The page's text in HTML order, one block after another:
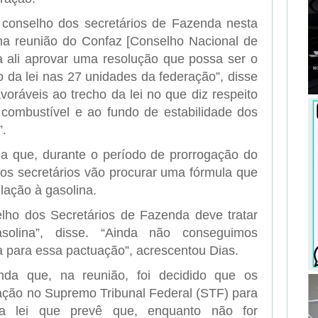
dos secretários de Fazenda nesta
reunião do Confaz [Conselho Nacional de
ali aprovar uma resolução que possa ser o
da lei nas 27 unidades da federação”, disse
ao trecho da lei no que diz respeito
e ao fundo de estabilidade dos
que, durante o período de prorrogação do
secretários vão procurar uma fórmula que
à gasolina.
dos Secretários de Fazenda deve tratar
disse. “Ainda não conseguimos
essa pactuação”, acrescentou Dias.
que, na reunião, foi decidido que os
no Supremo Tribunal Federal (STF) para
lei que prevê que, enquanto não for